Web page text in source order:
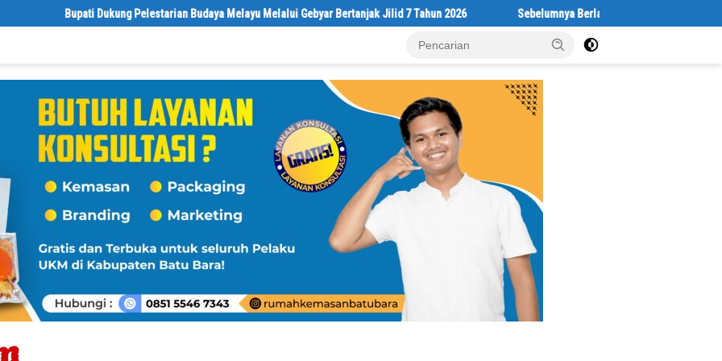
Bupati Dukung Pelestarian Budaya Melayu Melalui Gebyar Bertanjak Jilid 7 Tahun 2026 Sebelumnya Berlantaikan Tanah Beralaskan Tikar,